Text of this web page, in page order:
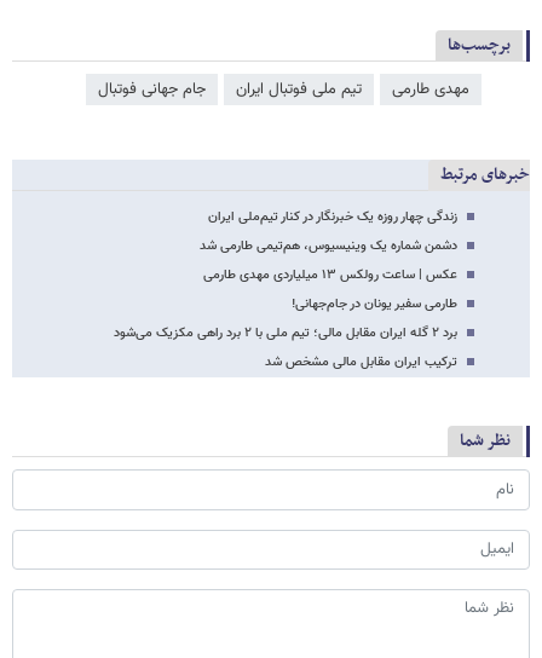
برچسب‌ها
مهدی طارمی تیم ملی فوتبال ایران جام جهانی فوتبال
خبرهای مرتبط
زندگی چهار روزه یک خبرنگار در کنار تیم‌ملی ایران
دشمن شماره یک وینیسیوس، هم‌تیمی طارمی شد
عکس | ساعت رولکس ۱۳ میلیاردی مهدی طارمی
طارمی سفیر یونان در جام‌جهانی!
برد ۲ گله ایران مقابل مالی؛ تیم ملی با ۲ برد راهی مکزیک می‌شود
ترکیب ایران مقابل مالی مشخص شد
نظر شما